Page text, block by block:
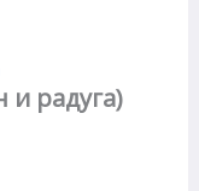
и радуга)